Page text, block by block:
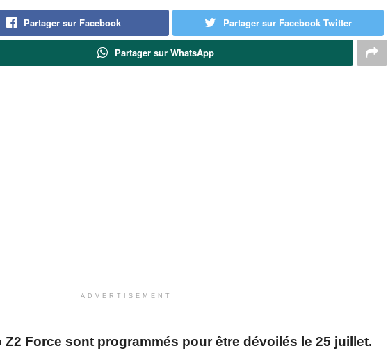
Partager sur Facebook Partager sur Facebook Twitter
Partager sur WhatsApp
ADVERTISEMENT
Z2 Force sont programmés pour être dévoilés le 25 juillet.